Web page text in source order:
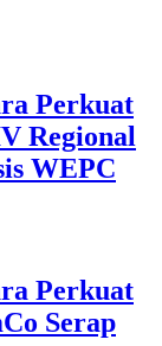
Perkuat
Regional
WEPC
Perkuat
Serap